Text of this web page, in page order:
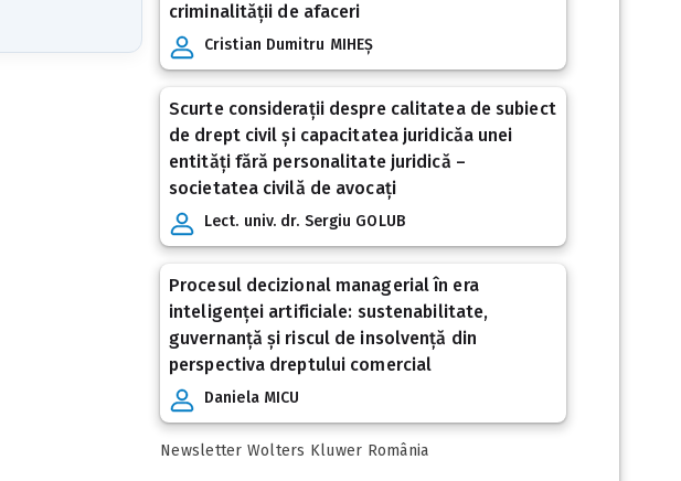
criminalității de afaceri
Cristian Dumitru MIHEȘ
Scurte considerații despre calitatea de subiect
de drept civil și capacitatea juridicăa unei
entități fără personalitate juridică –
societatea civilă de avocați
Lect. univ. dr. Sergiu GOLUB
Procesul decizional managerial în era
inteligenței artificiale: sustenabilitate,
guvernanță și riscul de insolvență din
perspectiva dreptului comercial
Daniela MICU
Newsletter Wolters Kluwer România